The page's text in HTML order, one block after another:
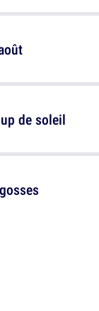
de soleil